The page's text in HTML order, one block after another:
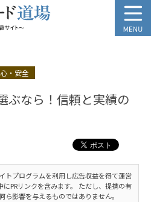
・安全
ぶなら！信頼と実績の
トプログラムを利用し広告収益を得て運営
PRリンクを含みます。 ただし、提携の有
影響を与えるものではありません。